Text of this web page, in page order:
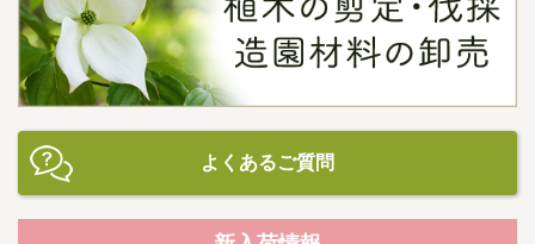
よくあるご質問